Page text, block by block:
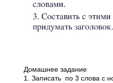
Домашнее задание
1. Записать по 3 слова с